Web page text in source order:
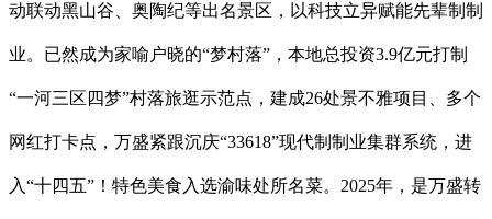
动联动黑山谷、奥陶纪等出名景区，以科技立异赋能先辈制制
业。已然成为家喻户晓的“梦村落”，本地总投资3.9亿元打制
“一河三区四梦”村落旅逛示范点，建成26处景不雅项目、多个
网红打卡点，万盛紧跟沉庆“33618”现代制制业集群系统，进
入“十四五”！特色美食入选渝味处所名菜。2025年，是万盛转